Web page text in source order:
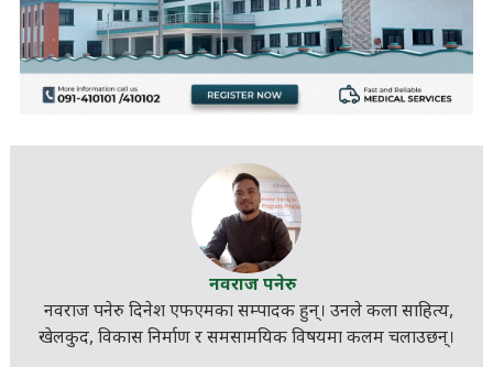
नवराज पनेरु
नवराज पनेरु दिनेश एफएमका सम्पादक हुन्। उनले कला साहित्य,
खेलकुद, विकास निर्माण रसमसामयिकविषयमा कलम चलाउछन्।